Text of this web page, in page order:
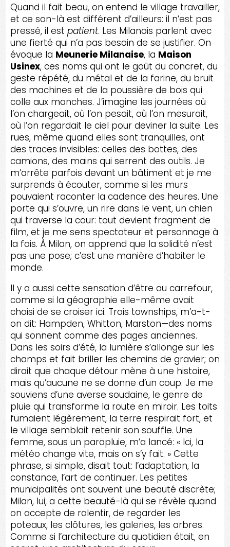
Quand il fait beau, on entend le village travailler,
et ce son-là est différent d’ailleurs: il n’est pas
pressé, il est patient. Les Milanois parlent avec
une fierté qui n’a pas besoin de se justifier. On
évoque la Meunerie Milanaise, la Maison
Usinex, ces noms qui ont le goût du concret, du
geste répété, du métal et de la farine, du bruit
des machines et de la poussière de bois qui
colle aux manches. J’imagine les journées où
l’on chargeait, où l’on pesait, où l’on mesurait,
où l’on regardait le ciel pour deviner la suite. Les
rues, même quand elles sont tranquilles, ont
des traces invisibles: celles des bottes, des
camions, des mains qui serrent des outils. Je
m’arrête parfois devant un bâtiment et je me
surprends à écouter, comme si les murs
pouvaient raconter la cadence des heures. Une
porte qui s’ouvre, un rire dans le vent, un chien
qui traverse la cour: tout devient fragment de
film, et je me sens spectateur et personnage à
la fois. À Milan, on apprend que la solidité n’est
pas une pose; c’est une manière d’habiter le
monde.
Il y a aussi cette sensation d’être au carrefour,
comme si la géographie elle-même avait
choisi de se croiser ici. Trois townships, m’a-t-
on dit: Hampden, Whitton, Marston—des noms
qui sonnent comme des pages anciennes.
Dans les soirs d’été, la lumière s’allonge sur les
champs et fait briller les chemins de gravier; on
dirait que chaque détour mène à une histoire,
mais qu’aucune ne se donne d’un coup. Je me
souviens d’une averse soudaine, le genre de
pluie qui transforme la route en miroir. Les toits
fumaient légèrement, la terre respirait fort, et
le village semblait retenir son souffle. Une
femme, sous un parapluie, m’a lancé: « Ici, la
météo change vite, mais on s’y fait. » Cette
phrase, si simple, disait tout: l’adaptation, la
constance, l’art de continuer. Les petites
municipalités ont souvent une beauté discrète;
Milan, lui, a cette beauté-là qui se révèle quand
on accepte de ralentir, de regarder les
poteaux, les clôtures, les galeries, les arbres.
Comme si l’architecture du quotidien était, en